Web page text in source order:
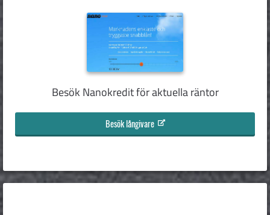
Besök Nanokredit för aktuella räntor
Besök långivare